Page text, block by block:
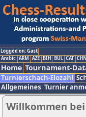
Logged on: Gast
Arabic ARM AZE BIH BUL CAT CHN
Home Tournament-
Turnierschach-Elozahl
Allgemeines Turnier
Willkommen